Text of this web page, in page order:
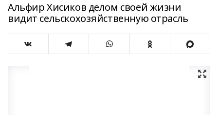
Альфир Хисиков делом своей жизни
видит сельскохозяйственную отрасль